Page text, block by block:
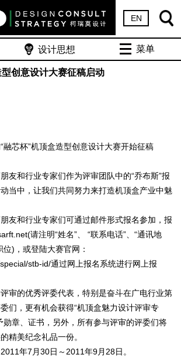
EN
设计思想 菜单
创意设计大赛征稿启动
芯杯”机顶盒造型创意设计大赛开始征稿
和行业专家们作为评审团队中的“乔布斯”报
当中，让我们共同努力来打造机顶盒产业中魅
和行业专家们可通过邮件形式报名参加，报
请注明“姓名”、 “联系电话”、“通讯地
)，或登陆大赛官网：
stb-id/通过网上报名系统进行网上报
的优秀评委代表，特别是奋斗在广电行业第
们，更有机会获得“机顶盒魅力设计评审专
勋章、证书，另外，所有参与评审的评委们将
精美纪念礼品一份。
年7月30日～2011年9月28日。